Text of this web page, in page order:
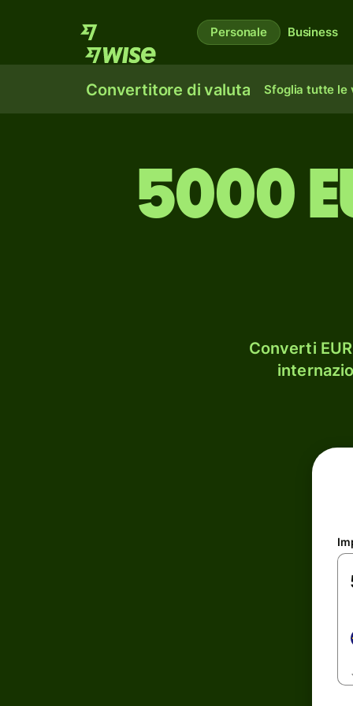
Personale Business
Convertitore di valuta Sfoglia tutte le
5000
Converti